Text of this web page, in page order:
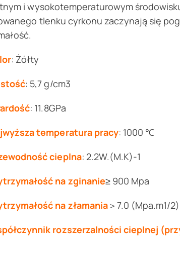
i wysokotemperaturowym
tlenku cyrkonu zaczynają się
: Żółty
: 5,7 g/cm3
: 11.8GPa
temperatura pracy: 1000 ℃
cieplna: 2.2W.(M.K)-1
na zginanie≥ 900 Mpa
na złamania＞7.0 (Mpa.m1/2)
rozszerzalności cieplnej